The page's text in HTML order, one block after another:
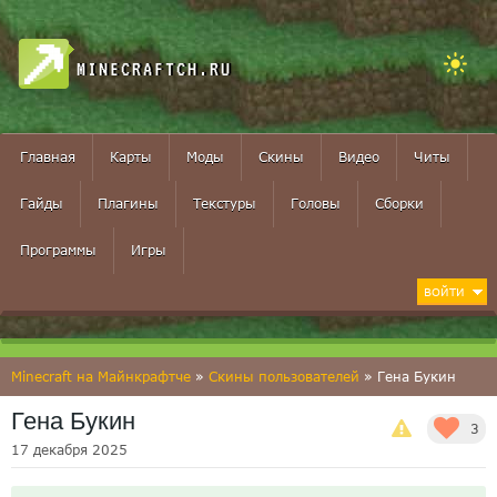
MINECRAFTCH.RU
Главная Карты Моды Скины Видео Читы
Гайды Плагины Текстуры Головы Сборки
Программы Игры
ВОЙТИ
Minecraft на Майнкрафтче » Скины пользователей » Гена Букин
3
Гена Букин
17 декабря 2025